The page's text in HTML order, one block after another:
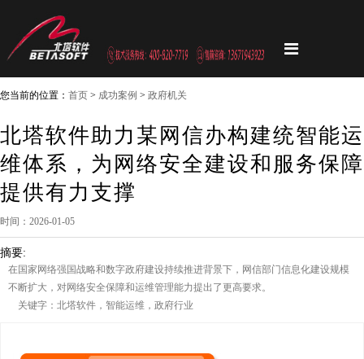
您当前的位置： 首页 > 成功案例 > 政府机关
北塔软件助力某网信办构建统智能运
维体系，为网络安全建设和服务保障
提供有力支撑
时间：2026-01-05
摘要:
在国家网络强国战略和数字政府建设持续推进背景下，网信部门信息化建设规模
不断扩大，对网络安全保障和运维管理能力提出了更高要求。
关键字：北塔软件，智能运维，政府行业